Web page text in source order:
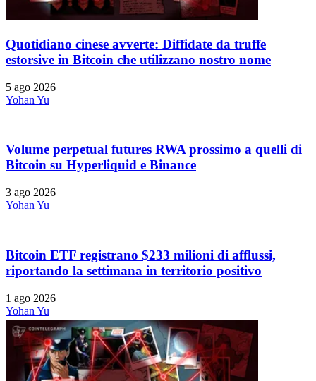
Quotidiano cinese avverte: Diffidate da truffe
estorsive in Bitcoin che utilizzano nostro nome
5 ago 2026
Yohan Yu
Volume perpetual futures RWA prossimo a quelli di
Bitcoin su Hyperliquid e Binance
3 ago 2026
Yohan Yu
Bitcoin ETF registrano $233 milioni di afflussi,
riportando la settimana in territorio positivo
1 ago 2026
Yohan Yu